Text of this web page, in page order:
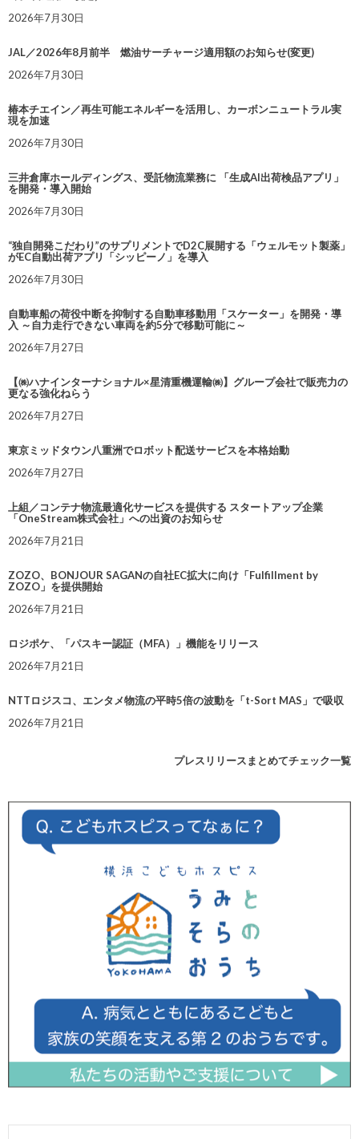
2026年7月30日
JAL／2026年8月前半 燃油サーチャージ適用額のお知らせ(変更)
2026年7月30日
椿本チエイン／再生可能エネルギーを活用し、カーボンニュートラル実
現を加速
2026年7月30日
三井倉庫ホールディングス、受託物流業務に 「生成AI出荷検品アプリ」
を開発・導入開始
2026年7月30日
“独自開発こだわり”のサプリメントでD2C展開する「ウェルモット製薬」
がEC自動出荷アプリ「シッピーノ」を導入
2026年7月30日
自動車船の荷役中断を抑制する自動車移動用「スケーター」を開発・導
入 ～自力走行できない車両を約5分で移動可能に～
2026年7月27日
【㈱ハナインターナショナル×星清重機運輸㈱】グループ会社で販売力の
更なる強化ねらう
2026年7月27日
東京ミッドタウン八重洲でロボット配送サービスを本格始動
2026年7月27日
上組／コンテナ物流最適化サービスを提供する スタートアップ企業
「OneStream株式会社」への出資のお知らせ
2026年7月21日
ZOZO、BONJOUR SAGANの自社EC拡大に向け「Fulfillment by
ZOZO」を提供開始
2026年7月21日
ロジポケ、「パスキー認証（MFA）」機能をリリース
2026年7月21日
NTTロジスコ、エンタメ物流の平時5倍の波動を「t-Sort MAS」で吸収
2026年7月21日
プレスリリースまとめてチェック一覧